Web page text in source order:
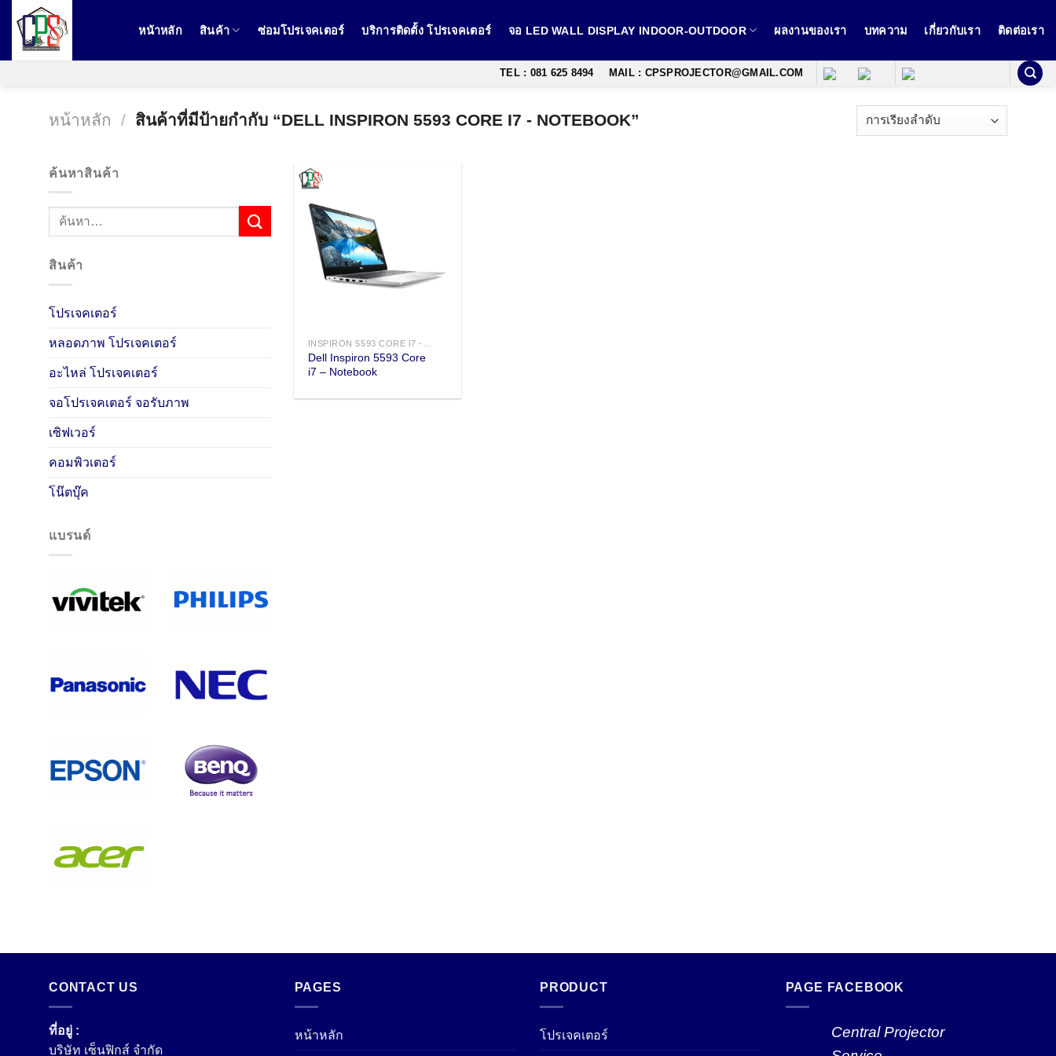
หน้าหลัก สินค้า ซ่อมโปรเจคเตอร์ บริการติดตั้ง โปรเจคเตอร์ จอ LED WALL DISPLAY INDOOR-OUTDOOR ผลงานของเรา บทความ เกี่ยวกับเรา ติดต่อเรา
TEL : 081 625 8494 MAIL : CPSPROJECTOR@GMAIL.COM
หน้าหลัก / สินค้าที่มีป้ายกำกับ “DELL INSPIRON 5593 CORE I7 - NOTEBOOK”
ค้นหาสินค้า
สินค้า
โปรเจคเตอร์
หลอดภาพ โปรเจคเตอร์
อะไหล่ โปรเจคเตอร์
จอโปรเจคเตอร์ จอรับภาพ
เซิฟเวอร์
คอมพิวเตอร์
โน๊ตบุ๊ค
แบรนด์
Dell Inspiron 5593 Core
i7 – Notebook
CONTACT US
ที่อยู่ :
บริษัท เซ็นฟิกส์ จํากัด
PAGES
หน้าหลัก
PRODUCT
โปรเจคเตอร์
PAGE FACEBOOK
Central Projector